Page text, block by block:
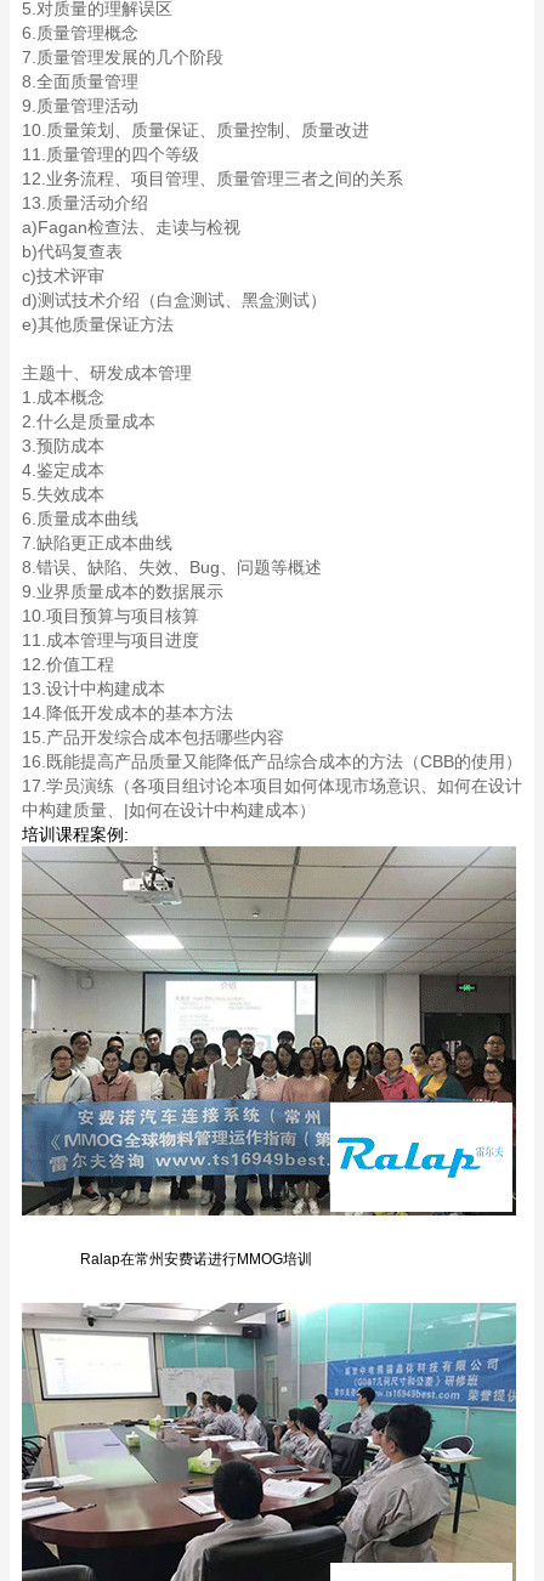
5.对质量的理解误区
6.质量管理概念
7.质量管理发展的几个阶段
8.全面质量管理
9.质量管理活动
10.质量策划、质量保证、质量控制、质量改进
11.质量管理的四个等级
12.业务流程、项目管理、质量管理三者之间的关系
13.质量活动介绍
a)Fagan检查法、走读与检视
b)代码复查表
c)技术评审
d)测试技术介绍（白盒测试、黑盒测试）
e)其他质量保证方法
主题十、研发成本管理
1.成本概念
2.什么是质量成本
3.预防成本
4.鉴定成本
5.失效成本
6.质量成本曲线
7.缺陷更正成本曲线
8.错误、缺陷、失效、Bug、问题等概述
9.业界质量成本的数据展示
10.项目预算与项目核算
11.成本管理与项目进度
12.价值工程
13.设计中构建成本
14.降低开发成本的基本方法
15.产品开发综合成本包括哪些内容
16.既能提高产品质量又能降低产品综合成本的方法（CBB的使用）
17.学员演练（各项目组讨论本项目如何体现市场意识、如何在设计
中构建质量、|如何在设计中构建成本）
培训课程案例:
Ralap在常州安费诺进行MMOG培训